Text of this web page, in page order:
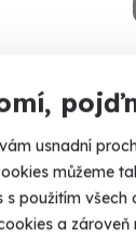
usnadní
můžeme
s použitím všech
a zároveň